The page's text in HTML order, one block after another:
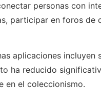
personas con
participar en foros de
aplicaciones incluyen
ha reducido
en el coleccionismo.